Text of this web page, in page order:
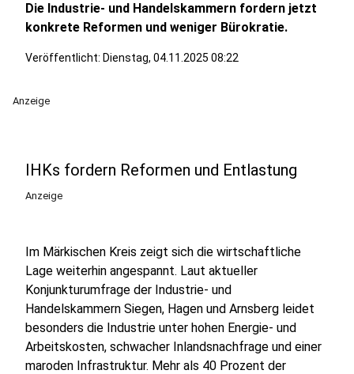
Die Industrie- und Handelskammern fordern jetzt
konkrete Reformen und weniger Bürokratie.
Veröffentlicht: Dienstag, 04.11.2025 08:22
Anzeige
IHKs fordern Reformen und Entlastung
Anzeige
Im Märkischen Kreis zeigt sich die wirtschaftliche
Lage weiterhin angespannt. Laut aktueller
Konjunkturumfrage der Industrie- und
Handelskammern Siegen, Hagen und Arnsberg leidet
besonders die Industrie unter hohen Energie- und
Arbeitskosten, schwacher Inlandsnachfrage und einer
maroden Infrastruktur. Mehr als 40 Prozent der